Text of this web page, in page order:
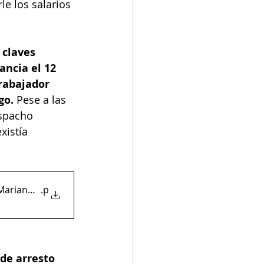
los salarios
el 12
Pese a las
(2)
.p
arresto